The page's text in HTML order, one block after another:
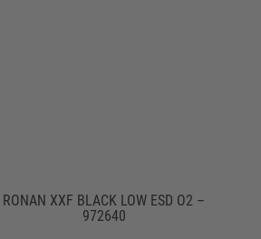
RONAN XXF BLACK LOW ESD O2 –
972640